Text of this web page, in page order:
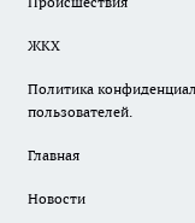
ЖКХ
Политика
пользователей.
Главная
Новости